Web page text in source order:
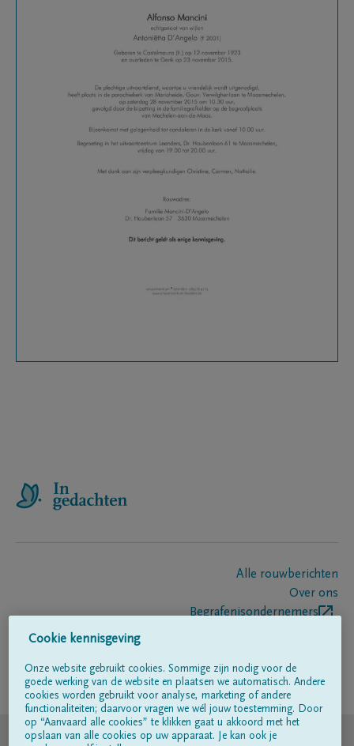
Alle rouwberichten
Over ons
Begrafenisondernemers
Volg ons op
© DELA
Cookie kennisgeving
Onze website gebruikt cookies. Sommige zijn nodig voor de
goede werking van de website en plaatsen we automatisch. Andere
cookies worden gebruikt voor analyse, marketing of andere
functionaliteiten; daarvoor vragen we wél jouw toestemming. Door
op “Aanvaard alle cookies” te klikken gaat u akkoord met het
opslaan van alle cookies op uw apparaat. Je kan ook je